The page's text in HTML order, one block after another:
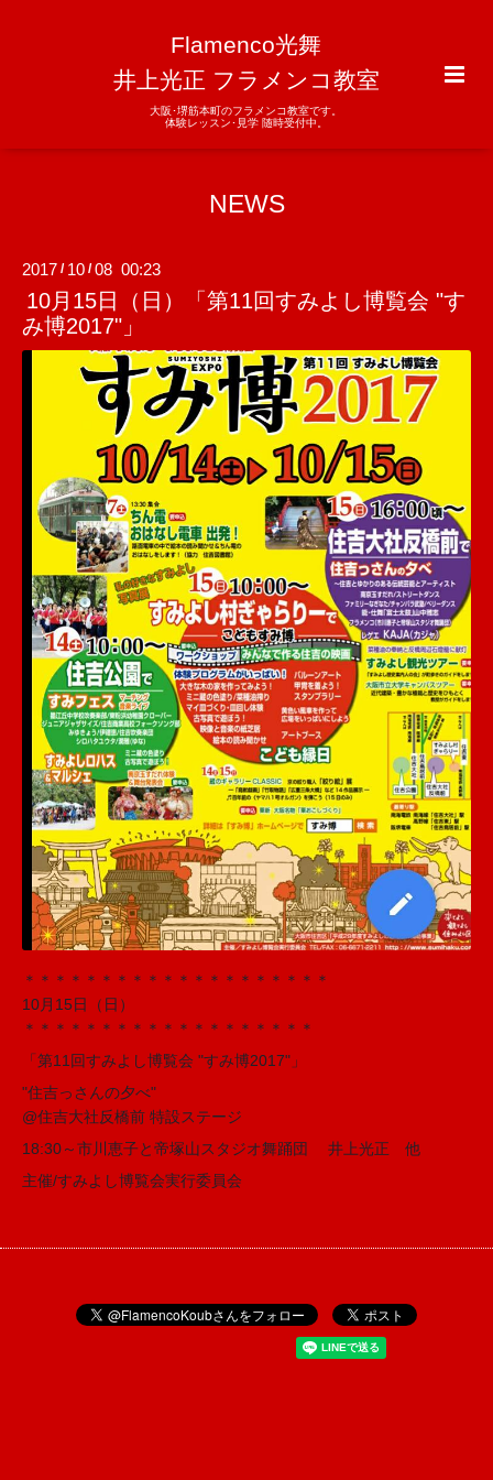
Flamenco光舞
井上光正 フラメンコ教室
大阪･堺筋本町のフラメンコ教室です。
体験レッスン･見学 随時受付中。
NEWS
2017 / 10 /08 00:23
10月15日（日）「第11回すみよし博覧会 "す
み博2017"」
＊＊＊＊＊＊＊＊＊＊＊＊＊＊＊＊＊＊＊＊
10月15日（日）
＊＊＊＊＊＊＊＊＊＊＊＊＊＊＊＊＊＊＊
「第11回すみよし博覧会 "すみ博2017"」
"住吉っさんの夕べ"
@住吉大社反橋前 特設ステージ
18:30～市川恵子と帝塚山スタジオ舞踊団 井上光正 他
主催/すみよし博覧会実行委員会